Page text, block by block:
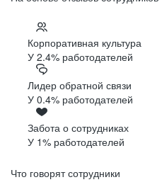
Корпоративная культура
У 2.4% работодателей
Лидер обратной связи
У 0.4% работодателей
Забота о сотрудниках
У 1% работодателей
Что говорят сотрудники